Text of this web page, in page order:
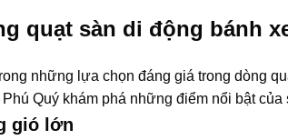
quạt sàn di động bánh
những lựa chọn đáng giá trong dòng
Quý khám phá những điểm nổi bật của
gió lớn